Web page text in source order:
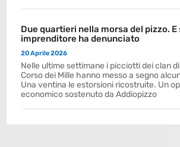
Due quartieri nella morsa del pizzo. E
imprenditore ha denunciato
20 Aprile 2026
Nelle ultime settimane i picciotti dei clan
Corso dei Mille hanno messo a segno
Una ventina le estorsioni ricostruite. Un
economico sostenuto da Addiopizzo